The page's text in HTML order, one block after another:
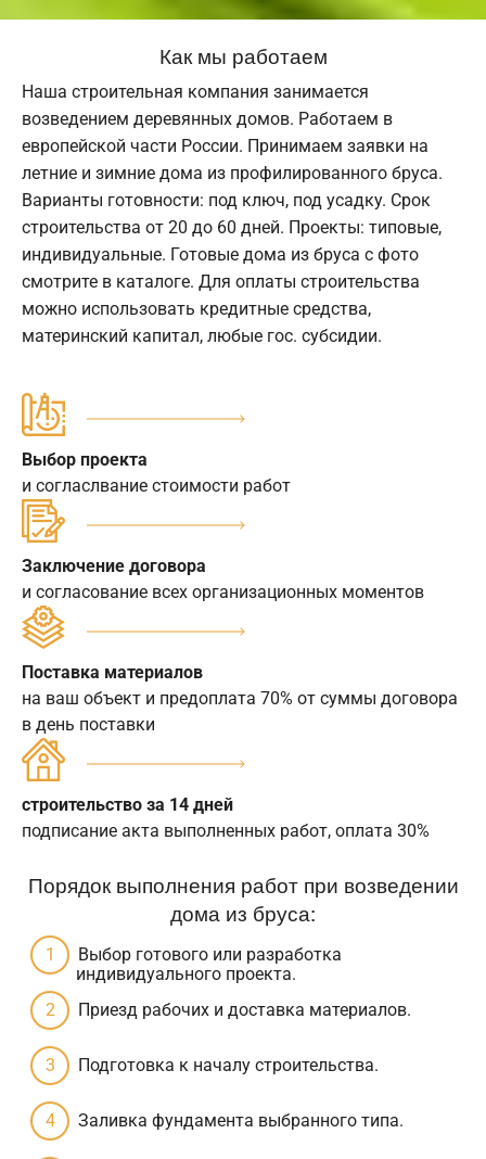
Как мы работаем
Наша строительная компания занимается
возведением деревянных домов. Работаем в
европейской части России. Принимаем заявки на
летние и зимние дома из профилированного бруса.
Варианты готовности: под ключ, под усадку. Срок
строительства от 20 до 60 дней. Проекты: типовые,
индивидуальные. Готовые дома из бруса с фото
смотрите в каталоге. Для оплаты строительства
можно использовать кредитные средства,
материнский капитал, любые гос. субсидии.
Выбор проекта
и согласлвание стоимости работ
Заключение договора
и согласование всех организационных моментов
Поставка материалов
на ваш объект и предоплата 70% от суммы договора
в день поставки
строительство за 14 дней
подписание акта выполненных работ, оплата 30%
Порядок выполнения работ при возведении
дома из бруса:
Выбор готового или разработка
индивидуального проекта.
Приезд рабочих и доставка материалов.
Подготовка к началу строительства.
Заливка фундамента выбранного типа.